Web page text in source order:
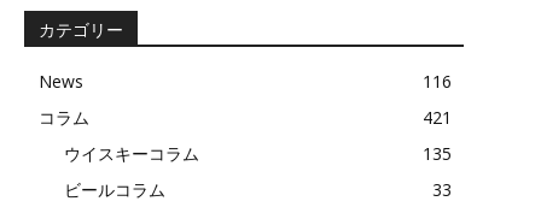
事
カテゴリー
News
116
コラム
421
ウイスキーコラム
135
ビールコラム
33